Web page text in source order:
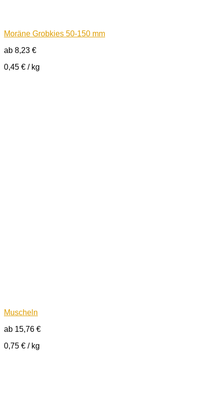
Moräne Grobkies 50-150 mm
ab 8,23 €
0,45 € / kg
Muscheln
ab 15,76 €
0,75 € / kg